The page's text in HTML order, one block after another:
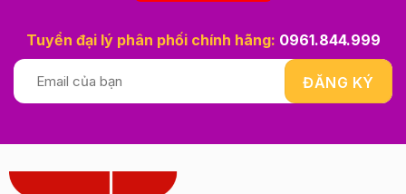
Tuyển đại lý phân phối chính hãng: 0961.844.999